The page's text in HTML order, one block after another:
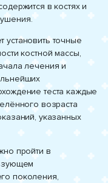
в костях и
установить точные
костной массы,
лечения и
теста каждые
возраста
указанных
пройти в
поколения,